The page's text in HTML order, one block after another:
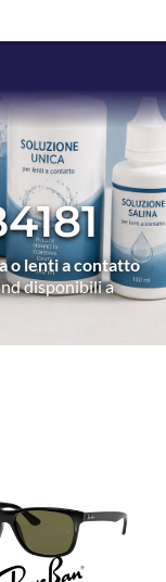
o lenti a contatto
disponibili a